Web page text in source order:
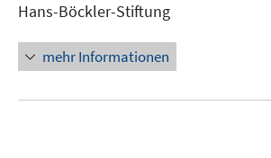
Fenster
öffnen
Hans-Böckler-Stiftung
mehr Informationen